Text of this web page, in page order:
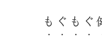
もぐもぐ